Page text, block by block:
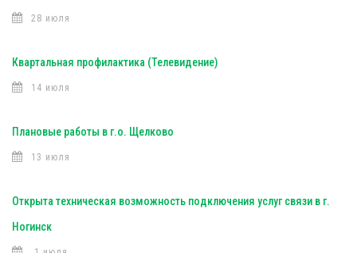
28 июля
Квартальная профилактика (Телевидение)
14 июля
Плановые работы в г.о. Щелково
13 июля
Открыта техническая возможность подключения услуг связи в г.
Ногинск